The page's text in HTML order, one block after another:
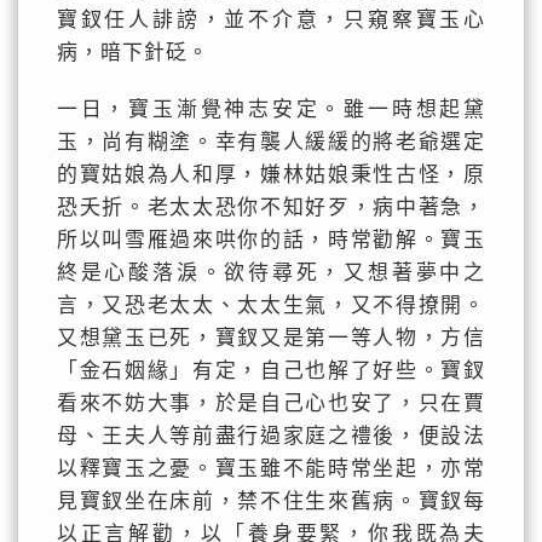
寶釵任人誹謗，並不介意，只窺察寶玉心
病，暗下針砭。
一日，寶玉漸覺神志安定。雖一時想起黛
玉，尚有糊塗。幸有襲人緩緩的將老爺選定
的寶姑娘為人和厚，嫌林姑娘秉性古怪，原
恐夭折。老太太恐你不知好歹，病中著急，
所以叫雪雁過來哄你的話，時常勸解。寶玉
終是心酸落淚。欲待尋死，又想著夢中之
言，又恐老太太、太太生氣，又不得撩開。
又想黛玉已死，寶釵又是第一等人物，方信
「金石姻緣」有定，自己也解了好些。寶釵
看來不妨大事，於是自己心也安了，只在賈
母、王夫人等前盡行過家庭之禮後，便設法
以釋寶玉之憂。寶玉雖不能時常坐起，亦常
見寶釵坐在床前，禁不住生來舊病。寶釵每
以正言解勸，以「養身要緊，你我既為夫